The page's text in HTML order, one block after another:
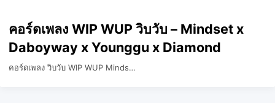
คอร์ดเพลง WIP WUP วิบวับ – Mindset x
Daboyway x Younggu x Diamond
คอร์ดเพลง วิบวับ WIP WUP Minds…